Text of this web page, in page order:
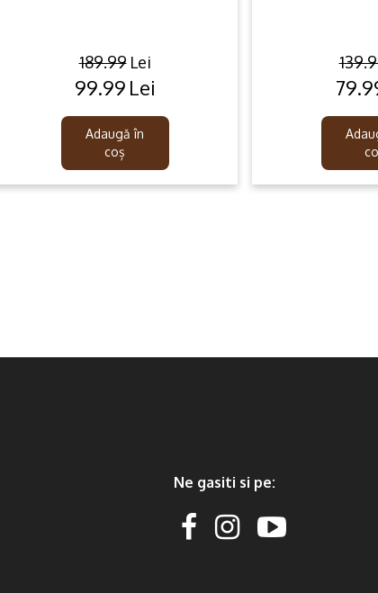
189.99 Lei
Original
was:
189.99lei.
99.99 Lei
Current
is:
99.99lei.
Adaugă în
coș
Ne gasiti si pe: